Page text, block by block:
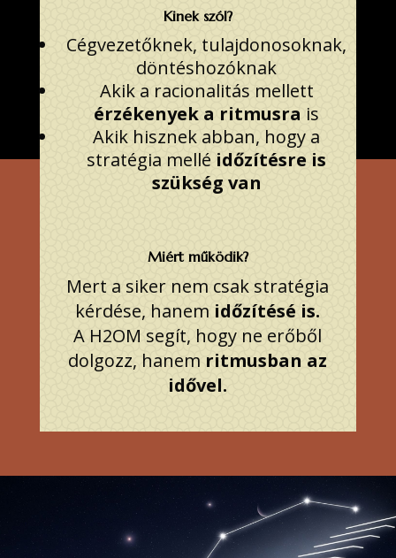
Kinek szól?
Cégvezetőknek, tulajdonosoknak,
döntéshozóknak
Akik a racionalitás mellett
érzékenyek a ritmusra is
Akik hisznek abban, hogy a
stratégia mellé időzítésre is
szükség van
Miért működik?
Mert a siker nem csak stratégia
kérdése, hanem időzítésé is.
A H2OM segít, hogy ne erőből
dolgozz, hanem ritmusban az
idővel.